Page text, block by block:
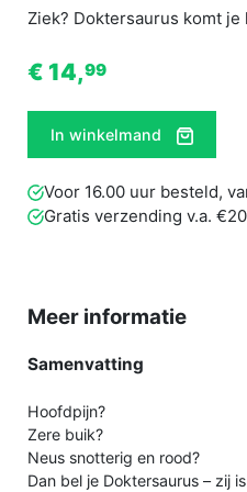
Ziek? Doktersaurus komt je
€ 14,99
In winkelmand
Voor 16.00 uur besteld,
Gratis verzending v.a.
Meer informatie
Samenvatting
Hoofdpijn?
Zere buik?
Neus snotterig en rood?
Dan bel je Doktersaurus – zij